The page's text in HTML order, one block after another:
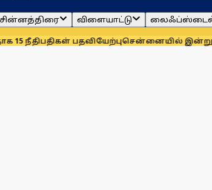
விளையாட்டு
பதவியேற்புசென்னையில் இன்றும்